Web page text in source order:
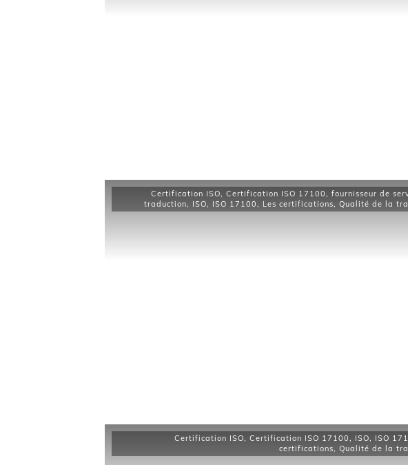
Certification ISO, Certification ISO 17100, fournisseur de
traduction, ISO, ISO 17100, Les certifications, Qualité de la
Certification ISO, Certification ISO 17100, ISO, ISO
certifications, Qualité de la